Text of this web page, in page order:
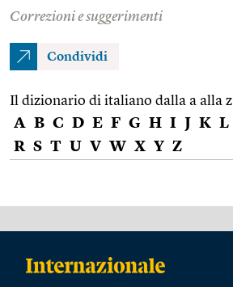
Correzioni e suggerimenti
Condividi
Il dizionario di italiano dalla a alla z
A B C D E F G H I J K L
R S T U V W X Y Z